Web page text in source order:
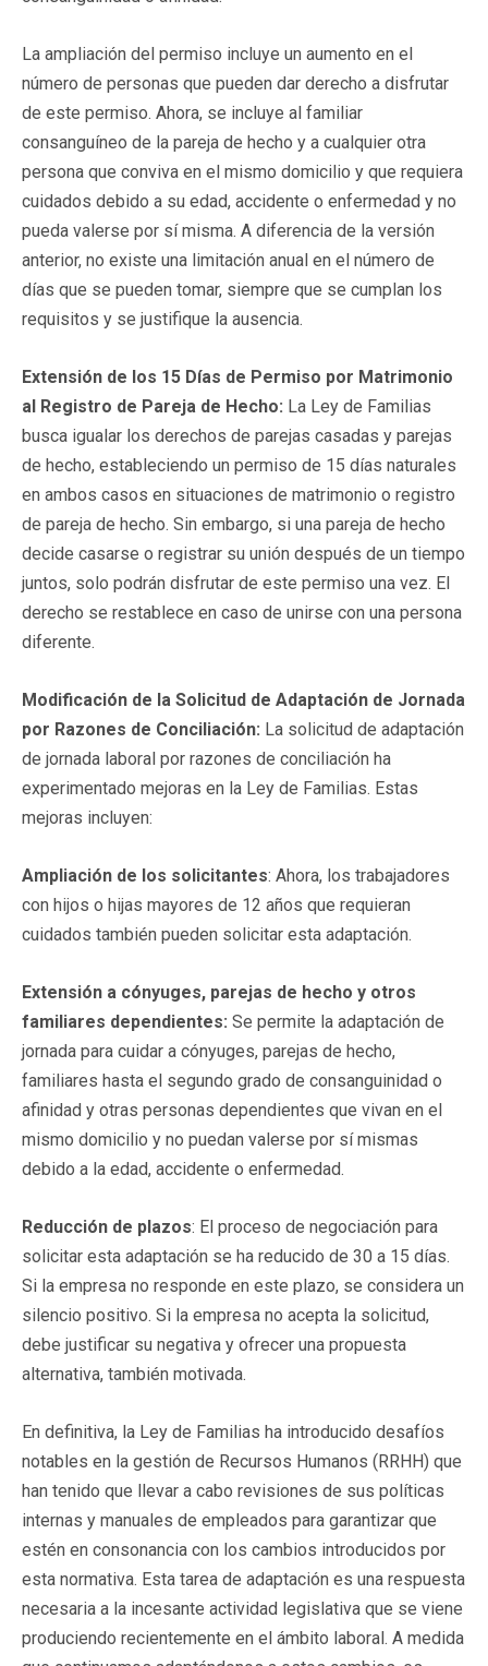
La ampliación del permiso incluye un aumento en el
número de personas que pueden dar derecho a disfrutar
de este permiso. Ahora, se incluye al familiar
consanguíneo de la pareja de hecho y a cualquier otra
persona que conviva en el mismo domicilio y que requiera
cuidados debido a su edad, accidente o enfermedad y no
pueda valerse por sí misma. A diferencia de la versión
anterior, no existe una limitación anual en el número de
días que se pueden tomar, siempre que se cumplan los
requisitos y se justifique la ausencia.
Extensión de los 15 Días de Permiso por Matrimonio
al Registro de Pareja de Hecho: La Ley de Familias
busca igualar los derechos de parejas casadas y parejas
de hecho, estableciendo un permiso de 15 días naturales
en ambos casos en situaciones de matrimonio o registro
de pareja de hecho. Sin embargo, si una pareja de hecho
decide casarse o registrar su unión después de un tiempo
juntos, solo podrán disfrutar de este permiso una vez. El
derecho se restablece en caso de unirse con una persona
diferente.
Modificación de la Solicitud de Adaptación de Jornada
por Razones de Conciliación: La solicitud de adaptación
de jornada laboral por razones de conciliación ha
experimentado mejoras en la Ley de Familias. Estas
mejoras incluyen:
Ampliación de los solicitantes: Ahora, los trabajadores
con hijos o hijas mayores de 12 años que requieran
cuidados también pueden solicitar esta adaptación.
Extensión a cónyuges, parejas de hecho y otros
familiares dependientes: Se permite la adaptación de
jornada para cuidar a cónyuges, parejas de hecho,
familiares hasta el segundo grado de consanguinidad o
afinidad y otras personas dependientes que vivan en el
mismo domicilio y no puedan valerse por sí mismas
debido a la edad, accidente o enfermedad.
Reducción de plazos: El proceso de negociación para
solicitar esta adaptación se ha reducido de 30 a 15 días.
Si la empresa no responde en este plazo, se considera un
silencio positivo. Si la empresa no acepta la solicitud,
debe justificar su negativa y ofrecer una propuesta
alternativa, también motivada.
En definitiva, la Ley de Familias ha introducido desafíos
notables en la gestión de Recursos Humanos (RRHH) que
han tenido que llevar a cabo revisiones de sus políticas
internas y manuales de empleados para garantizar que
estén en consonancia con los cambios introducidos por
esta normativa. Esta tarea de adaptación es una respuesta
necesaria a la incesante actividad legislativa que se viene
produciendo recientemente en el ámbito laboral. A medida